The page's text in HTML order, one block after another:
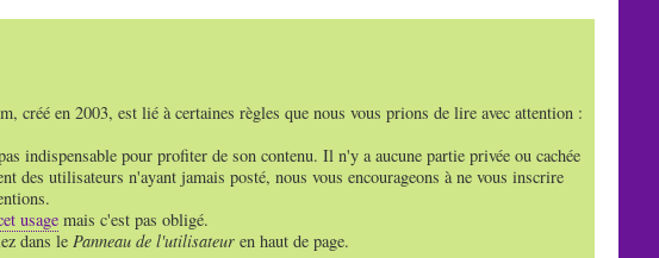
créé en 2003, est lié à certaines règles que nous vous prions de lire avec attention :
indispensable pour profiter de son contenu. Il n'y a aucune partie privée ou cachée
utilisateurs n'ayant jamais posté, nous vous encourageons à ne vous inscrire
usagemais c'est pas obligé.
dans le Panneau de l'utilisateuren haut de page.